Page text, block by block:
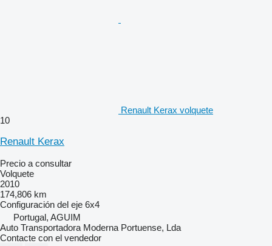
Renault Kerax volquete
10
Renault Kerax
Precio a consultar
Volquete
2010
174,806 km
Configuración del eje 6x4
Portugal, AGUIM
Auto Transportadora Moderna Portuense, Lda
Contacte con el vendedor